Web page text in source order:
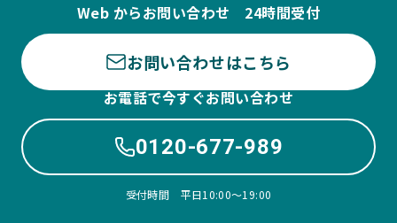
Web からお問い合わせ 24時間受付
お問い合わせはこちら
お電話で今すぐお問い合わせ
0120-677-989
受付時間 平日10:00〜19:00